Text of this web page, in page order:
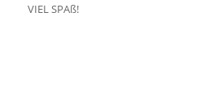
VIEL SPAß!